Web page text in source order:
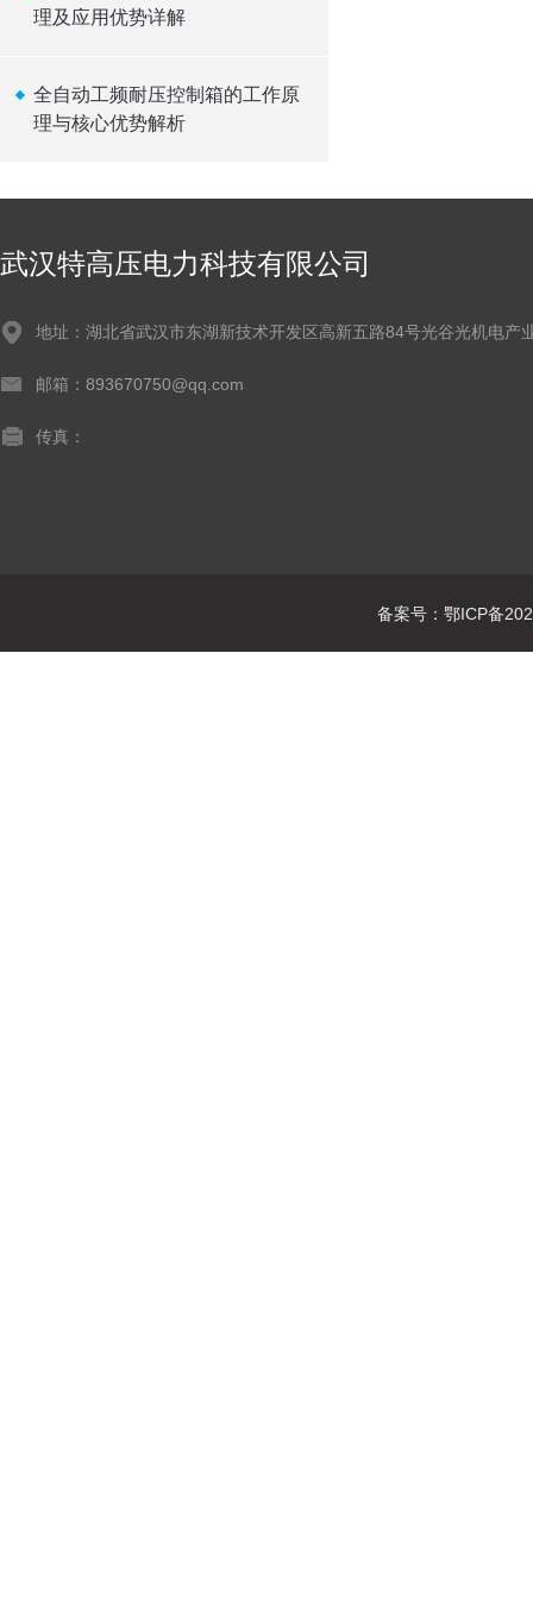
理及应用优势详解
全自动工频耐压控制箱的工作原
理与核心优势解析
武汉特高压电力科技有限公司
地址：湖北省武汉市东湖新技术开发区高新五路84号光谷光机电产
邮箱：893670750@qq.com
传真：
备案号：鄂ICP备